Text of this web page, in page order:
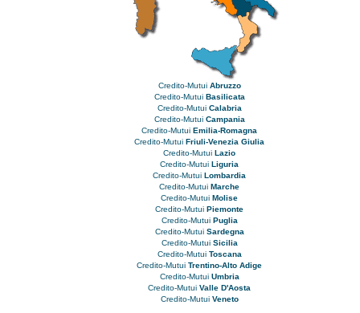
Credito-Mutui Abruzzo
Credito-Mutui Basilicata
Credito-Mutui Calabria
Credito-Mutui Campania
Credito-Mutui Emilia-Romagna
Credito-Mutui Friuli-Venezia Giulia
Credito-Mutui Lazio
Credito-Mutui Liguria
Credito-Mutui Lombardia
Credito-Mutui Marche
Credito-Mutui Molise
Credito-Mutui Piemonte
Credito-Mutui Puglia
Credito-Mutui Sardegna
Credito-Mutui Sicilia
Credito-Mutui Toscana
Credito-Mutui Trentino-Alto Adige
Credito-Mutui Umbria
Credito-Mutui Valle D'Aosta
Credito-Mutui Veneto